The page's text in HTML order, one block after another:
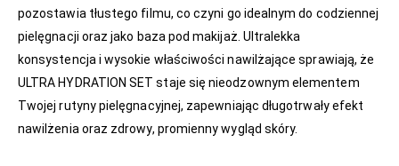
pozostawia tłustego filmu, co czyni go idealnym do codziennej
pielęgnacji oraz jako baza pod makijaż. Ultralekka
konsystencja i wysokie właściwości nawilżające sprawiają, że
ULTRA HYDRATION SET staje się nieodzownym elementem
Twojej rutyny pielęgnacyjnej, zapewniając długotrwały efekt
nawilżenia oraz zdrowy, promienny wygląd skóry.